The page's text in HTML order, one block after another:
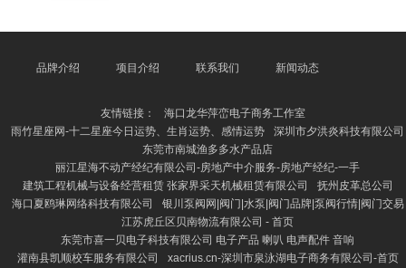
忽技能和元气心灵。不管是羽毛零散、食欲悔恨，还是
品牌介绍 项目介绍 联系我们 新闻动态
友情链接：
海口龙华萍峦电子商务工作室
雨竹星座网-十二星座今日运势、生肖运势、感情运势
深圳市夕洪炎科技有限公司
东莞市南城渔多多水产品店
丽江星海不动产经纪有限公司-房地产中介服务-房地产经纪-一手
建筑工程机械与设备经营租赁 张家界采天机械租赁有限公司
抚州皮革总公司
海口夏鸥琳网络科技有限公司
银川泵阀网|阀门|水泵|阀门品牌|泵阀行情|阀门交易
江苏虎丘区贝南物流有限公司 - 首页
东莞市喜一贝电子科技有限公司 电子产品 喇叭 电声配件 音响
灌南县凯顺校车服务有限公司
xacrius.cn-深圳市泉泳湖电子商务有限公司-首页